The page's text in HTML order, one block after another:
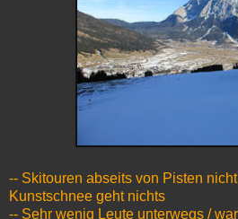
-- Skitouren abseits von Pisten
Kunstschnee geht nichts
-- Sehr wenig Leute unterwegs /